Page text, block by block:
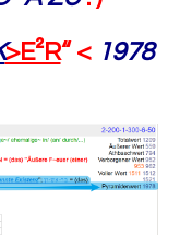
>E²R“ < 1978